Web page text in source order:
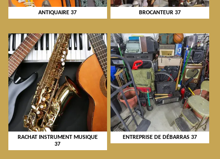
ANTIQUAIRE 37 BROCANTEUR 37
RACHAT INSTRUMENT MUSIQUE
37
ENTREPRISE DE DÉBARRAS 37